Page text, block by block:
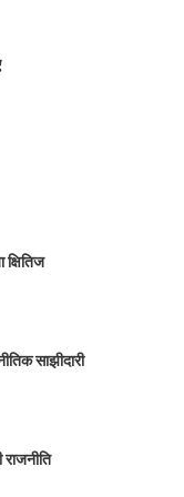
बम कांड के लिए
कारावास हुआ
के
हंसराज वोहरा
थे सैण्डर्स
साझीदारी